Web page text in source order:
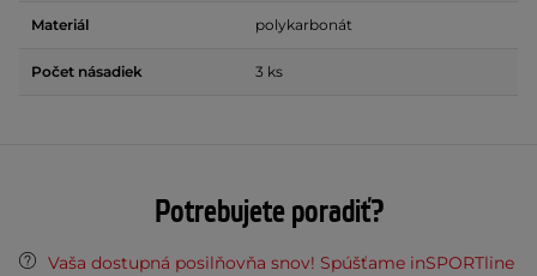
Materiál polykarbonát
Počet násadiek 3 ks
Potrebujete poradiť?
Vaša dostupná posilňovňa snov! Spúšťame inSPORTline